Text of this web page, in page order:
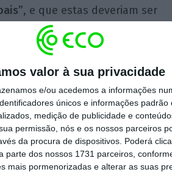
valor à sua privacidade
e/ou acedemos a informações
únicos e informações
medição de publicidade e
permissão, nós e os nossos parceiros
da procura de dispositivos. Poderá
parte dos nossos 1731 parceiros,
mais pormenorizadas e alterar as suas
, e que estas deveriam ser
de destruição de
o ex-ministro, lamento
à política.
https://eco.sapo.pt/2017/03/27/luis-amado-interesse-do-pais-nao-foi-acautelado-no-banif/ Copiar